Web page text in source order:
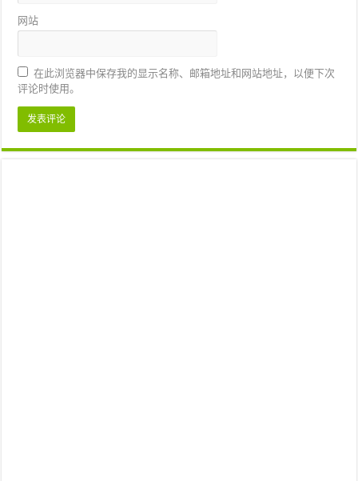
网站
在此浏览器中保存我的显示名称、邮箱地址和网站地址，以便下次
评论时使用。